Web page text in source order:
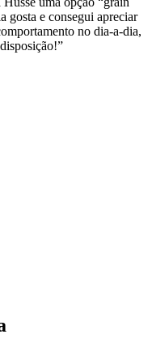
gosta e consegui apreciar
no dia-a-dia,